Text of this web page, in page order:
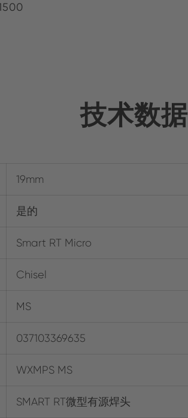
技术数据
19mm
是的
Smart RT Micro
Chisel
MS
037103369635
WXMPS MS
SMART RT微型有源焊头